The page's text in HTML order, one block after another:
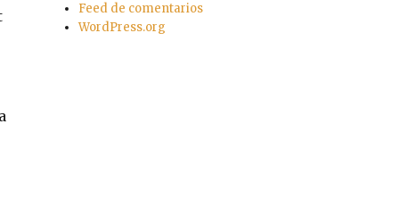
Feed de comentarios
WordPress.org